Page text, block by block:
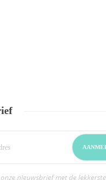
nieuwsbrief met de lekkerste